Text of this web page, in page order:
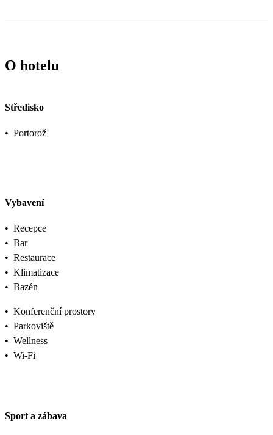
O hotelu
Středisko
• Portorož
Vybavení
• Recepce
• Bar
• Restaurace
• Klimatizace
• Bazén
• Konferenční prostory
• Parkoviště
• Wellness
• Wi-Fi
Sport a zábava